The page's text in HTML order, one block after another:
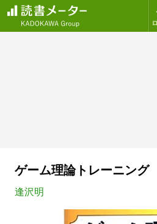
ゲーム理論トレーニング
逢沢明